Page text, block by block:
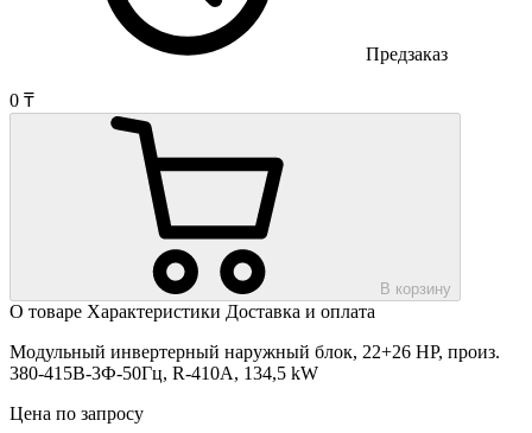
Предзаказ
0 ₸
В корзину
О товаре Характеристики Доставка и оплата
Модульный инвертерный наружный блок, 22+26 HP, произ.
380-415В-3Ф-50Гц, R-410A, 134,5 kW
Цена по запросу